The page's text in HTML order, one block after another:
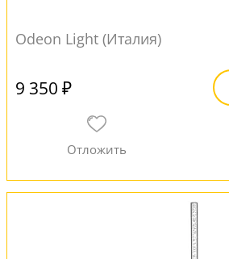
Odeon Light (Италия)
9 350 ₽